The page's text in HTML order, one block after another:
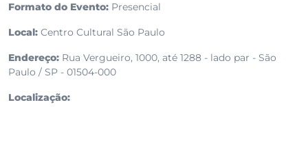
Formato do Evento: Presencial
Local: Centro Cultural São Paulo
Endereço: Rua Vergueiro, 1000, até 1288 - lado par - São
Paulo / SP - 01504-000
Localização: